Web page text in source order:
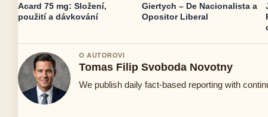
Acard 75 mg: Složení,
použití a dávkování
Giertych – De Nacionalista a
Opositor Liberal
O AUTOROVI
Tomas Filip Svoboda Novotny
We publish daily fact-based reporting with